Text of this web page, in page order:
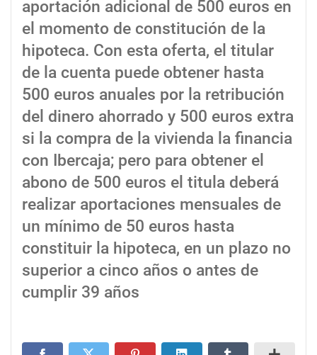
aportación adicional de 500 euros en
el momento de constitución de la
hipoteca. Con esta oferta, el titular
de la cuenta puede obtener hasta
500 euros anuales por la retribución
del dinero ahorrado y 500 euros extra
si la compra de la vivienda la financia
con Ibercaja; pero para obtener el
abono de 500 euros el titula deberá
realizar aportaciones mensuales de
un mínimo de 50 euros hasta
constituir la hipoteca, en un plazo no
superior a cinco años o antes de
cumplir 39 años